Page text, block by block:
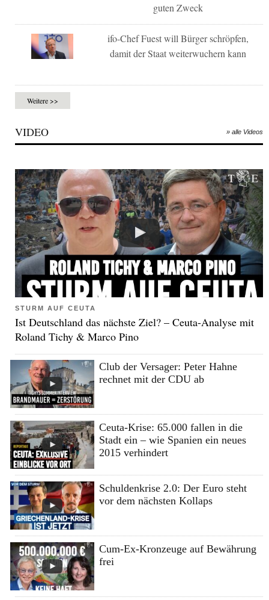
guten Zweck
ifo-Chef Fuest will Bürger schröpfen,
damit der Staat weiterwuchern kann
Weitere >>
VIDEO » alle Videos
STURM AUF CEUTA
Ist Deutschland das nächste Ziel? – Ceuta-Analyse mit
Roland Tichy & Marco Pino
Club der Versager: Peter Hahne
rechnet mit der CDU ab
Ceuta-Krise: 65.000 fallen in die
Stadt ein – wie Spanien ein neues
2015 verhindert
Schuldenkrise 2.0: Der Euro steht
vor dem nächsten Kollaps
Cum-Ex-Kronzeuge auf Bewährung
frei